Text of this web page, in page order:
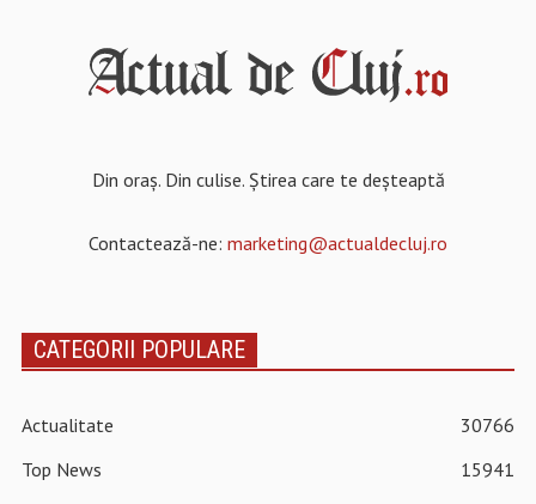
Din oraș. Din culise. Știrea care te deșteaptă
Contactează-ne: marketing@actualdecluj.ro
CATEGORII POPULARE
Actualitate
30766
Top News
15941